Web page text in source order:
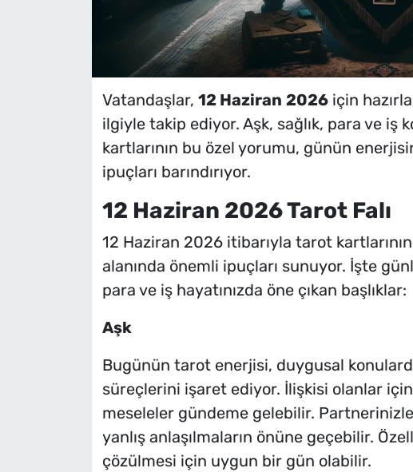
Vatandaşlar, 12 Haziran 2026için
ilgiyle takip ediyor. Aşk, sağlık, para ve iş
kartlarının bu özel yorumu, günün
ipuçları barındırıyor.
12 Haziran 2026 Tarot Falı
12 Haziran 2026 itibarıyla tarot
alanında önemli ipuçları sunuyor. İşte
para ve iş hayatınızda öne çıkan başlıklar:
Aşk
Bugünün tarot enerjisi, duygusal
süreçlerini işaret ediyor. İlişkisi olanlar
meseleler gündeme gelebilir.
yanlış anlaşılmaların önüne geçebilir.
çözülmesi için uygun bir gün olabilir.